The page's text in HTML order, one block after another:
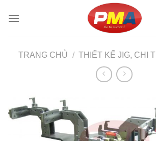
TRANG CHỦ / THIẾT KẾ JIG, CHI